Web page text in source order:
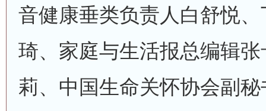
音健康垂类负责人白舒悦
琦、家庭与生活报总编辑
莉、中国生命关怀协会副